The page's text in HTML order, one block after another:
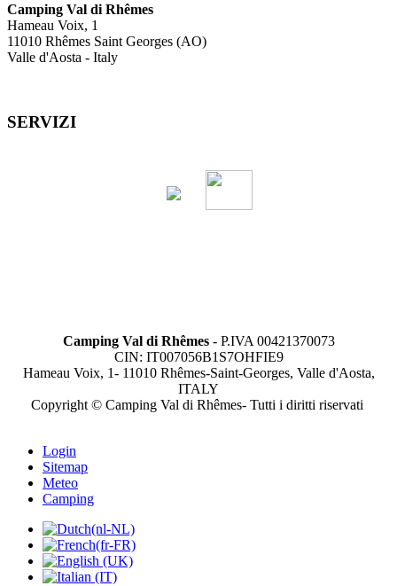
Camping Val di Rhêmes
Hameau Voix, 1
11010 Rhêmes Saint Georges (AO)
Valle d'Aosta - Italy
SERVIZI
Camping Val di Rhêmes- P.IVA 00421370073
CIN: IT007056B1S7OHFIE9
Hameau Voix, 1- 11010 Rhêmes-Saint-Georges, Valle d'Aosta,
ITALY
Copyright © Camping Val di Rhêmes- Tutti i diritti riservati
Login
Sitemap
Meteo
Camping